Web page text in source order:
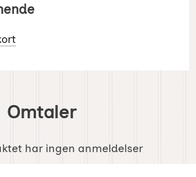
Omtaler
har ingen anmeldelser